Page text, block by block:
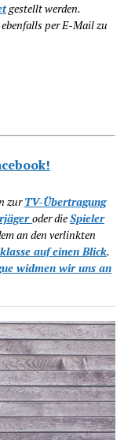
gestellt werden.
per E-Mail zu
zurTV-Übertragung
oder dieSpieler
an den verlinkten
auf einen Blick.
widmen wir uns an